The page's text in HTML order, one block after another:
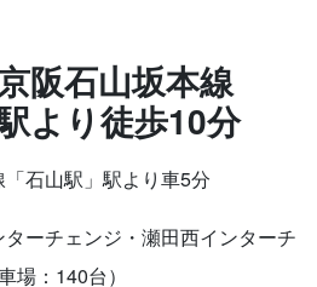
阪石山坂本線
より徒歩10分
石山駅」駅より車5分
ーチェンジ・瀬田西インターチ
：140台）